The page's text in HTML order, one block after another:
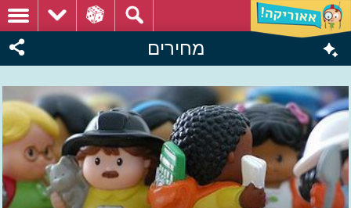
מחירים